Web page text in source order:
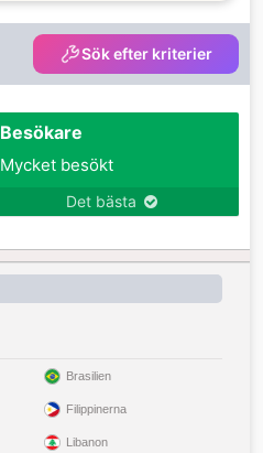
Sök efter kriterier
Besökare
Mycket besökt
Det bästa
Brasilien
Filippinerna
Libanon